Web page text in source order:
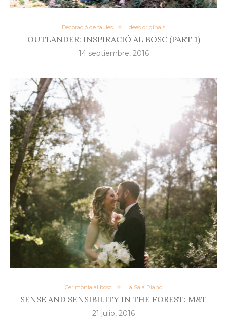
Decoració de taules Idees originals
OUTLANDER: INSPIRACIÓ AL BOSC (PART 1)
14 septiembre, 2016
Cerimònia al bosc La Sala Piano
SENSE AND SENSIBILITY IN THE FOREST: M&T
21 julio, 2016